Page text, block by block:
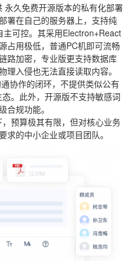
永久免费开源版本的私有化部署
署在自己的服务器上，支持纯
可控。其采用Electron+React
占用极低，普通PC机即可流畅
路加密，专业版更支持数据库
入侵也无法直接读取内容。
协作的闭环，不提供类似公有
。此外，开源版不支持敏感词
合规功能。
预算极其有限，但对核心业务
求的中小企业或项目团队。